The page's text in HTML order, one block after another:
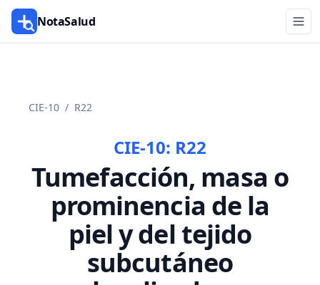
NotaSalud
CIE-10 / R22
CIE-10: R22
Tumefacción, masa o
prominencia de la
piel y del tejido
subcutáneo